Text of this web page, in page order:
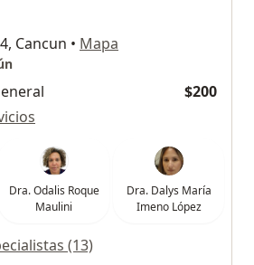
Cancun • Mapa
$200
Dra. Odalis Roque
Maulini
Dra. Dalys María
Imeno López
(13)